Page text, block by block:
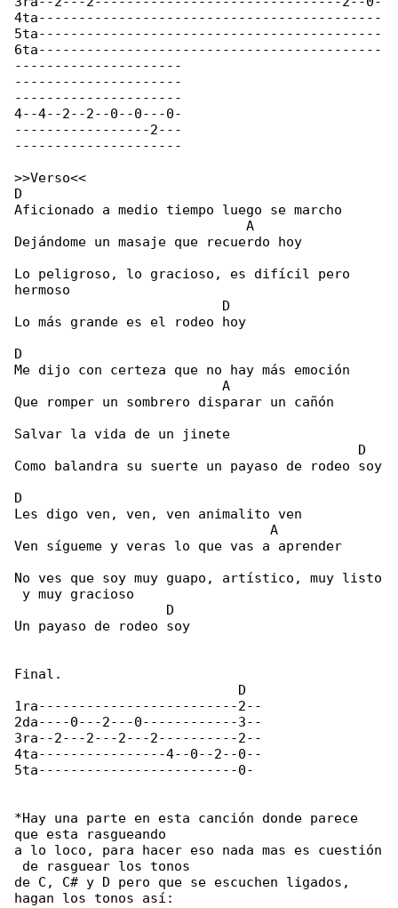
4ta-------------------------------------------
5ta-------------------------------------------
6ta-------------------------------------------
---------------------
---------------------
---------------------
4--4--2--2--0--0---0-
-----------------2---
---------------------
>>Verso<<
D
Aficionado a medio tiempo luego se marcho
                             A
Dejándome un masaje que recuerdo hoy
Lo peligroso, lo gracioso, es difícil pero
hermoso
                          D
Lo más grande es el rodeo hoy
D
Me dijo con certeza que no hay más emoción
                          A
Que romper un sombrero disparar un cañón
Salvar la vida de un jinete
                                           D
Como balandra su suerte un payaso de rodeo soy
D
Les digo ven, ven, ven animalito ven
                                A
Ven sígueme y veras lo que vas a aprender
No ves que soy muy guapo, artístico, muy listo
y muy gracioso
                   D
Un payaso de rodeo soy
Final.
                            D
1ra-------------------------2--
2da----0---2---0------------3--
3ra--2---2---2---2----------2--
4ta----------------4--0--2--0--
5ta-------------------------0-
*Hay una parte en esta canción donde parece
que esta rasgueando
a lo loco, para hacer eso nada mas es cuestión
de rasguear los tonos
de C, C# y D pero que se escuchen ligados,
hagan los tonos así: